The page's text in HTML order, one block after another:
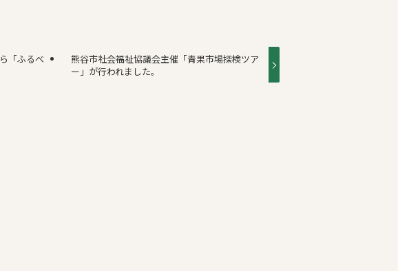
「ふるべ
熊谷市社会福祉協議会主催「青果市場探検ツア
ー」が行われました。